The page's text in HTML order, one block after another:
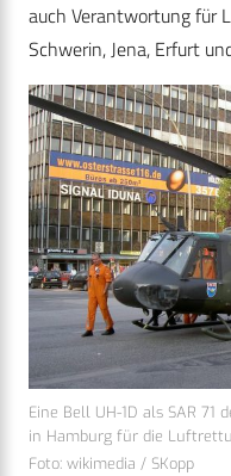
auch Verantwortung für
Schwerin, Jena, Erfurt
Eine Bell UH-1D als SAR
in Hamburg für die
Foto: wikimedia / SKopp